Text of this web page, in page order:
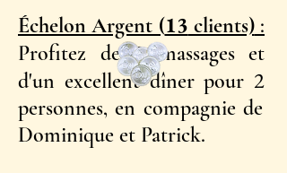
Échelon Argent (13 clients):
Profitez de2massages et
d'un excellent dîner pour 2
personnes, en compagnie de
Dominique et Patrick.